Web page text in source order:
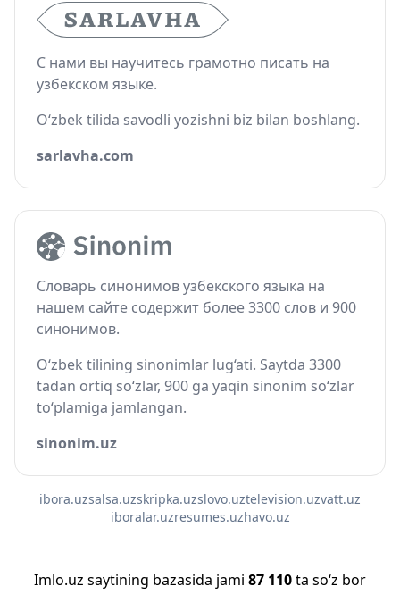
С нами вы научитесь грамотно писать на
узбекском языке.
O‘zbek tilida savodli yozishni biz bilan boshlang.
sarlavha.com
Словарь синонимов узбекского языка на
нашем сайте содержит более 3300 слов и 900
синонимов.
O‘zbek tilining sinonimlar lug‘ati. Saytda 3300
tadan ortiq so‘zlar, 900 ga yaqin sinonim so‘zlar
to‘plamiga jamlangan.
sinonim.uz
ibora.uzsalsa.uzskripka.uzslovo.uztelevision.uzvatt.uz
iboralar.uzresumes.uzhavo.uz
Imlo.uz saytining bazasida jami 87 110ta so‘z bor